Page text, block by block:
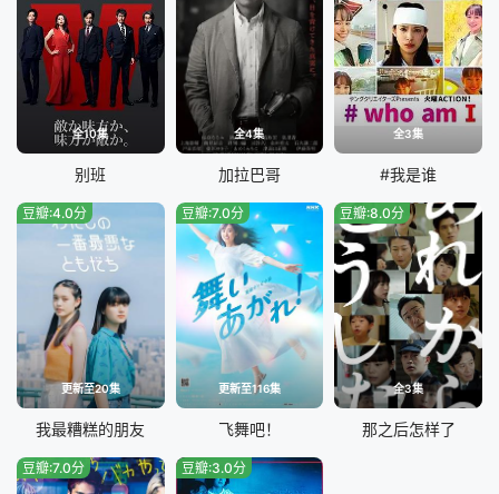
全10集
别班
全4集
加拉巴哥
全3集
#我是谁
更新至20集
豆瓣:4.0分
我最糟糕的朋友
更新至116集
豆瓣:7.0分
飞舞吧！
全3集
豆瓣:8.0分
那之后怎样了
豆瓣:7.0分 豆瓣:3.0分